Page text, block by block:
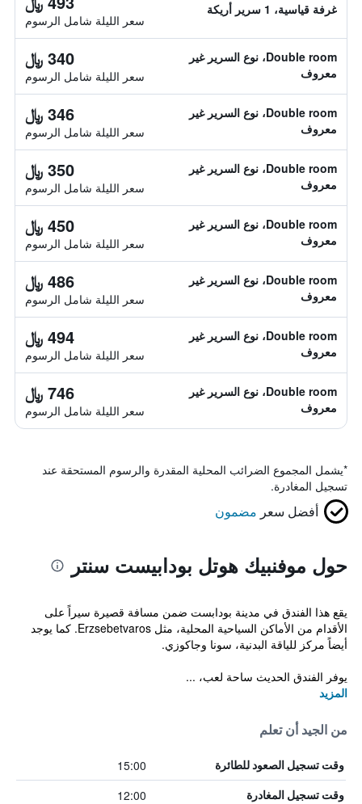
غرفة قياسية، 1 سرير أريكة
سعر الليلة شامل الرسوم
Double room، نوع السرير غير
معروف
340 ﷼
سعر الليلة شامل الرسوم
Double room، نوع السرير غير
معروف
346 ﷼
سعر الليلة شامل الرسوم
Double room، نوع السرير غير
معروف
350 ﷼
سعر الليلة شامل الرسوم
Double room، نوع السرير غير
معروف
450 ﷼
سعر الليلة شامل الرسوم
Double room، نوع السرير غير
معروف
486 ﷼
سعر الليلة شامل الرسوم
Double room، نوع السرير غير
معروف
494 ﷼
سعر الليلة شامل الرسوم
Double room، نوع السرير غير
معروف
746 ﷼
سعر الليلة شامل الرسوم
*يشمل المجموع الضرائب المحلية المقدرة والرسوم المستحقة عند
تسجيل المغادرة.
أفضل سعر مضمون
حول موفنبيك هوتل بودابيست سنتر
يقع هذا الفندق في مدينة بودابست ضمن مسافة قصيرة سيراً على
الأقدام من الأماكن السياحية المحلية، مثل Erzsebetvaros. كما يوجد
أيضاً مركز للياقة البدنية، سونا وجاكوزي.
يوفر الفندق الحديث ساحة لعب، ...
المزيد
من الجيد أن تعلم
وقت تسجيل الصعود للطائرة 15:00
وقت تسجيل المغادرة 12:00